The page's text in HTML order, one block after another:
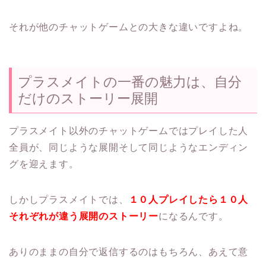
それが他のチャットゲームとの大きな違いですよね。
プラスメイトの一番の魅力は、自分
だけのストーリー展開
プラスメイト以外のチャットゲームではプレイした人
全員が、同じような展開そして同じようなエンディン
グを迎えます。
しかしプラスメイトでは、
１０人プレイしたら１０人
それぞれが違う展開のストーリーになるんです。
ありのままの自分で返信するのはもちろん、あえて意